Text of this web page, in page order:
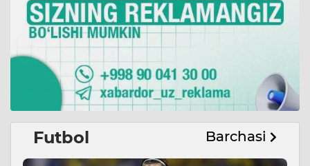
Futbol Barchasi